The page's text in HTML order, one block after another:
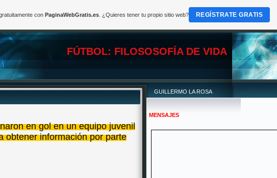
FÚTBOL: FILOSOSOFÍA DE VIDA
en gol en un equipo juvenil
obtener información por parte
GUILLERMO LA ROSA
MENSAJES
con PaginaWebGratis.es. ¿Quieres tener tu propio sitio web? REGÍSTRATE GRATIS